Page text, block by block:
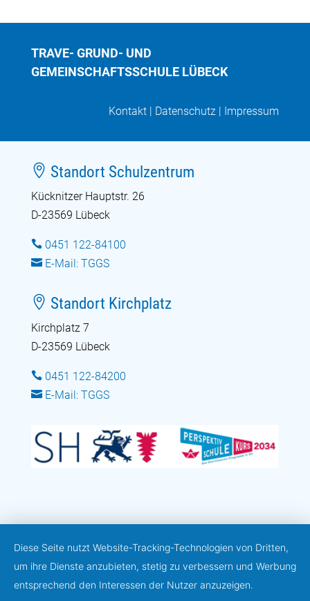
TRAVE- GRUND- UND
GEMEINSCHAFTSSCHULE LÜBECK
Kontakt | Datenschutz | Impressum
 Standort Schulzentrum
Kücknitzer Hauptstr. 26
D-23569 Lübeck
 0451 122-84100
 E-Mail: TGGS
 Standort Kirchplatz
Kirchplatz 7
D-23569 Lübeck
 0451 122-84200
 E-Mail: TGGS
Diese Seite nutzt Website-Tracking-Technologien von Dritten,
um ihre Dienste anzubieten, stetig zu verbessern und Werbung
entsprechend den Interessen der Nutzer anzuzeigen.